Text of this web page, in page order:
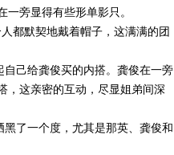
旁显得有些形单影只。
都默契地戴着帽子，这满满的团
自己给龚俊买的内搭。龚俊在一旁
，这亲密的互动，尽显姐弟间深
了一个度，尤其是那英、龚俊和